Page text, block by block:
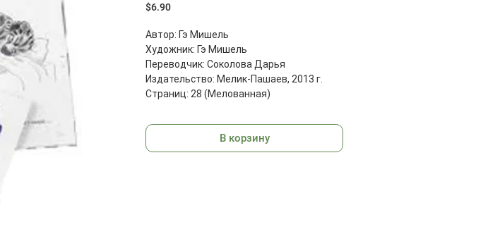
$6.90Цена
Автор: Гэ Мишель
Художник: Гэ Мишель
Переводчик: Соколова Дарья
Издательство: Мелик-Пашаев, 2013 г.
Страниц: 28 (Мелованная)
Размеры: 210x210x4 мм
В корзину